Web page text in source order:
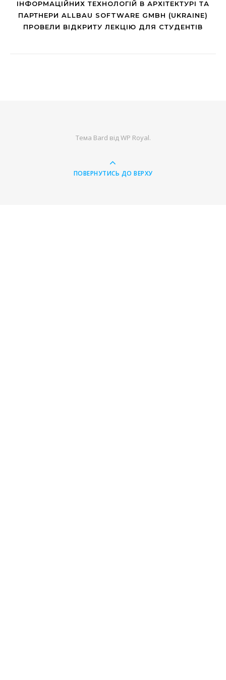
ІНФОРМАЦІЙНИХ ТЕХНОЛОГІЙ В АРХІТЕКТУРІ ТА
ПАРТНЕРИ ALLBAU SOFTWARE GMBH (UKRAINE)
ПРОВЕЛИ ВІДКРИТУ ЛЕКЦІЮ ДЛЯ СТУДЕНТІВ
Тема Bard відWP Royal.
ПОВЕРНУТИСЬ ДО ВЕРХУ